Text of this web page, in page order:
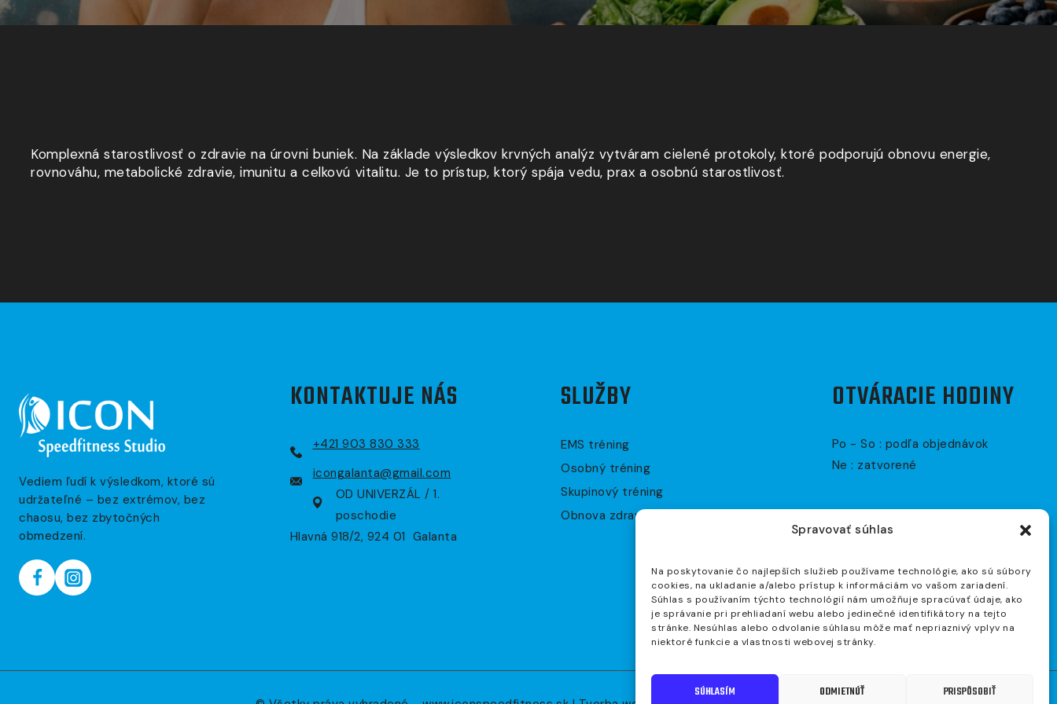
Spravovať súhlas
Na poskytovanie čo najlepších služieb používame technológie, ako sú súbory
cookies, na ukladanie a/alebo prístup k informáciám vo vašom zariadení.
Súhlas s používaním týchto technológií nám umožňuje spracúvať údaje, ako
je správanie pri prehliadaní webu alebo jedinečné identifikátory na tejto
stránke. Nesúhlas alebo odvolanie súhlasu môže mať nepriaznivý vplyv na
niektoré funkcie a vlastnosti webovej stránky.
SÚHLASÍM ODMIETNÚŤ PRISPÔSOBIŤ
Komplexná starostlivosť o zdravie na úrovni buniek. Na základe výsledkov krvných analýz vytváram cielené protokoly, ktoré podporujú obnovu energie,
rovnováhu, metabolické zdravie, imunitu a celkovú vitalitu. Je to prístup, ktorý spája vedu, prax a osobnú starostlivosť.
Vediem ľudí k výsledkom, ktoré sú
udržateľné – bez extrémov, bez
chaosu, bez zbytočných
obmedzení.
KONTAKTUJE NÁS
+421 903 830 333
icongalanta@gmail.com
OD UNIVERZÁL / 1.
poschodie
Hlavná 918/2, 924 01 Galanta
SLUŽBY
EMS tréning
Osobný tréning
Skupinový tréning
Obnova zdravia
OTVÁRACIE HODINY
Po - So : podľa objednávok
Ne : zatvorené